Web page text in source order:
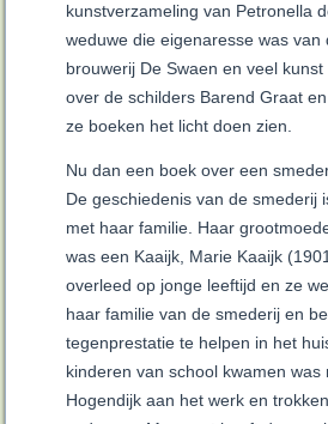
kunstverzameling van Petronella
weduwe die eigenaresse was van
brouwerij De Swaen en veel
over de schilders Barend Graat
ze boeken het licht doen zien.
Nu dan een boek over een
De geschiedenis van de smederij
met haar familie. Haar
was een Kaaijk, Marie Kaaijk
overleed op jonge leeftijd en ze
haar familie van de smederij en
tegenprestatie te helpen in het
kinderen van school kwamen
Hogendijk aan het werk en